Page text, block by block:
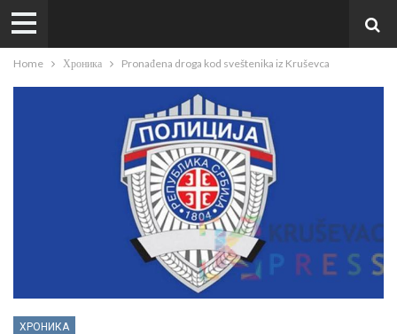
Home Хроника Pronađena droga kod sveštenika iz Kruševca
ХРОНИКА